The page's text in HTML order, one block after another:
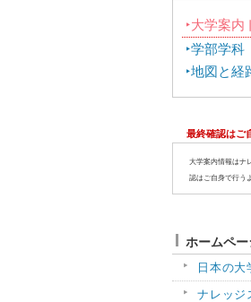
大学案内
学部学科
地図と経
最終確認はご
大学案内情報はナ
認はご自身で行う
ホームペ
日本の大
ナレッジ